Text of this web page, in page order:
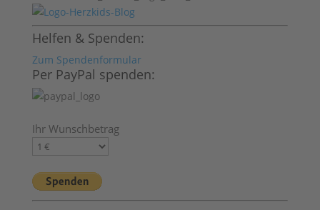
Helfen & Spenden:
Zum Spendenformular
Per PayPal spenden:
Ihr Wunschbetrag